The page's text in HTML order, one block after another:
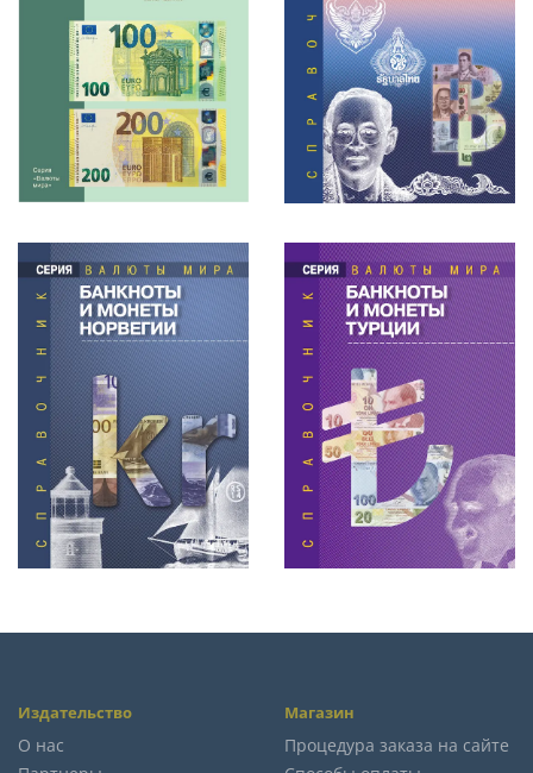
Издательство
О нас
Магазин
Процедура заказа на сайте